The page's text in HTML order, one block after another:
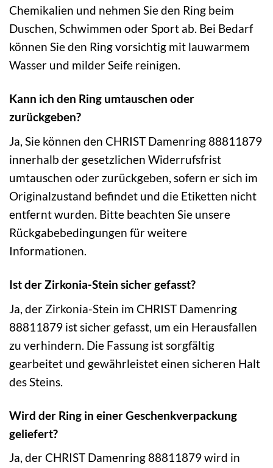
Chemikalien und nehmen Sie den Ring beim
Duschen, Schwimmen oder Sport ab. Bei Bedarf
können Sie den Ring vorsichtig mit lauwarmem
Wasser und milder Seife reinigen.
Kann ich den Ring umtauschen oder
zurückgeben?
Ja, Sie können den CHRIST Damenring 88811879
innerhalb der gesetzlichen Widerrufsfrist
umtauschen oder zurückgeben, sofern er sich im
Originalzustand befindet und die Etiketten nicht
entfernt wurden. Bitte beachten Sie unsere
Rückgabebedingungen für weitere
Informationen.
Ist der Zirkonia-Stein sicher gefasst?
Ja, der Zirkonia-Stein im CHRIST Damenring
88811879 ist sicher gefasst, um ein Herausfallen
zu verhindern. Die Fassung ist sorgfältig
gearbeitet und gewährleistet einen sicheren Halt
des Steins.
Wird der Ring in einer Geschenkverpackung
geliefert?
Ja, der CHRIST Damenring 88811879 wird in